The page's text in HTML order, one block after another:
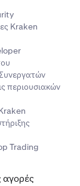
Kraken
περιουσιακών
Trading
αγορές